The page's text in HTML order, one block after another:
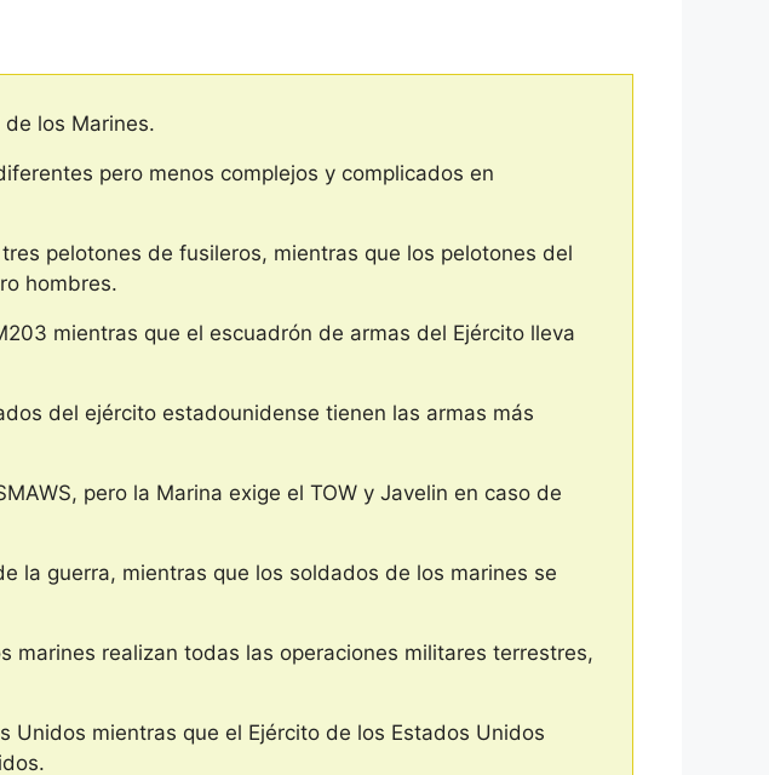
de los Marines.
pero menos complejos y complicados en
pelotones de fusileros, mientras que los pelotones del
hombres.
mientras que el escuadrón de armas del Ejército lleva
del ejército estadounidense tienen las armas más
pero la Marina exige el TOW y Javelin en caso de
la guerra, mientras que los soldados de los marines se
marines realizan todas las operaciones militares terrestres,
mientras que el Ejército de los Estados Unidos